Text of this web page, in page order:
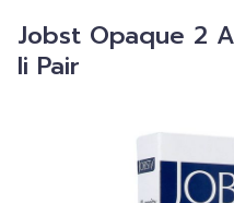
Jobst Opaque 2
Ii Pair